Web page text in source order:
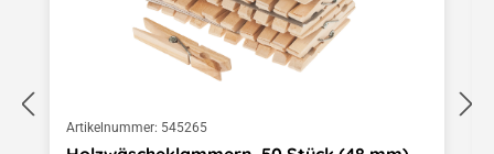
Artikelnummer: 545265